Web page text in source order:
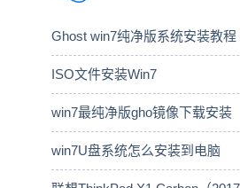
Ghost win7纯净版系统安装教程
ISO文件安装Win7
win7最纯净版gho镜像下载安装
win7U盘系统怎么安装到电脑